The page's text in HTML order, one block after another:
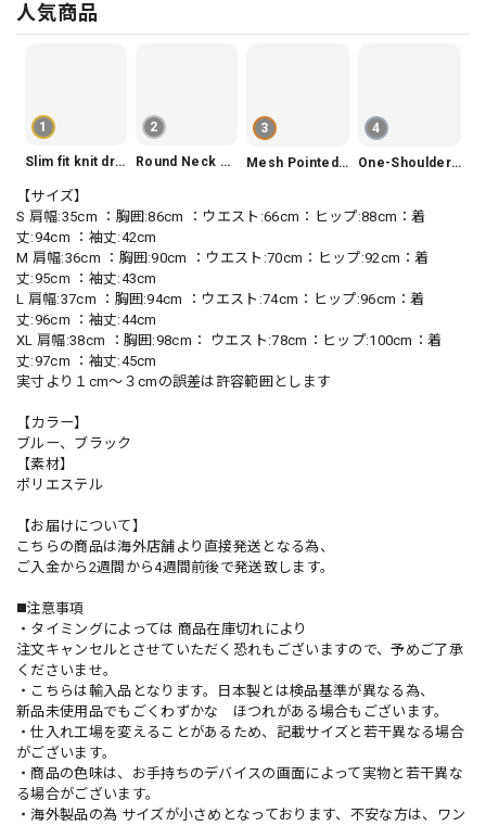
人気商品
1
Slim fit knit dress(3color) V1330
2
Round Neck Tiered Sleeveless Dress V2290
3
Mesh Pointed Toe Pumps V165
4
One-Shoulder Slim-Fit Flattering Mermaid Skirt Dress V2295
【サイズ】
S 肩幅:35cm ：胸囲:86cm ：ウエスト:66cm：ヒップ:88cm：着
丈:94cm ：袖丈:42cm
M 肩幅:36cm ：胸囲:90cm ：ウエスト:70cm：ヒップ:92cm：着
丈:95cm ：袖丈:43cm
L 肩幅:37cm ：胸囲:94cm ：ウエスト:74cm：ヒップ:96cm：着
丈:96cm ：袖丈:44cm
XL 肩幅:38cm ：胸囲:98cm： ウエスト:78cm：ヒップ:100cm：着
丈:97cm ：袖丈:45cm
実寸より１cm〜３cmの誤差は許容範囲とします
【カラー】
ブルー、ブラック
【素材】
ポリエステル
【お届けについて】
こちらの商品は海外店舗より直接発送となる為、
ご入金から2週間から4週間前後で発送致します。
◼️注意事項
・タイミングによっては 商品在庫切れにより
注文キャンセルとさせていただく恐れもございますので、予めご了承
くださいませ。
・こちらは輸入品となります。日本製とは検品基準が異なる為、
新品未使用品でもごくわずかな ほつれがある場合もございます。
・仕入れ工場を変えることがあるため、記載サイズと若干異なる場合
がございます。
・商品の色味は、お手持ちのデバイスの画面によって実物と若干異な
る場合がございます。
・海外製品の為 サイズが小さめとなっております、不安な方は、ワン